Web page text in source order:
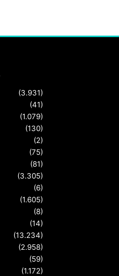
(3.931)
(41)
(1.079)
(130)
(2)
(75)
(81)
(3.305)
(6)
(1.605)
(8)
(14)
(13.234)
(2.958)
(59)
(1.172)